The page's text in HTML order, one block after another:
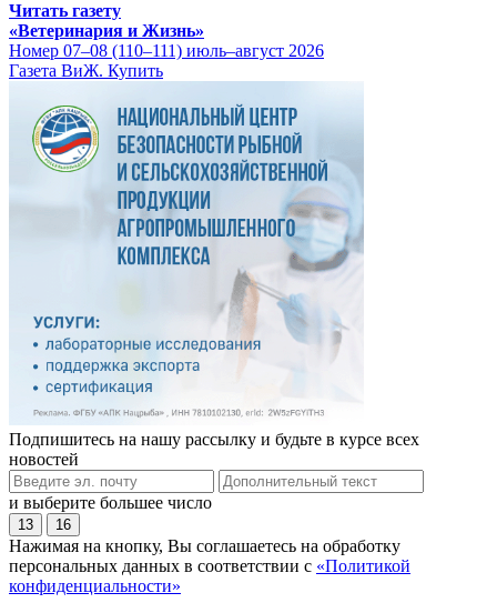
Читать газету
«Ветеринария и Жизнь»
Номер 07–08 (110–111) июль–август 2026
Газета ВиЖ. Купить
Подпишитесь на нашу рассылку и будьте в курсе всех
новостей
и выберите большее число
13 16
Нажимая на кнопку, Вы соглашаетесь на обработку
персональных данных в соответствии с «Политикой
конфиденциальности»